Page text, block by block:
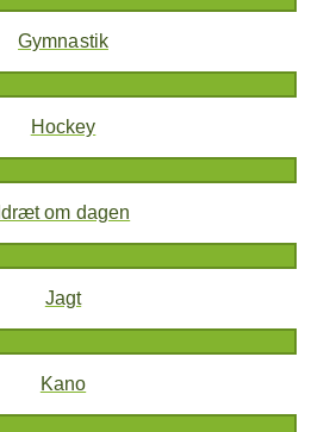
Gymnastik
Hockey
Idræt om dagen
Jagt
Kano